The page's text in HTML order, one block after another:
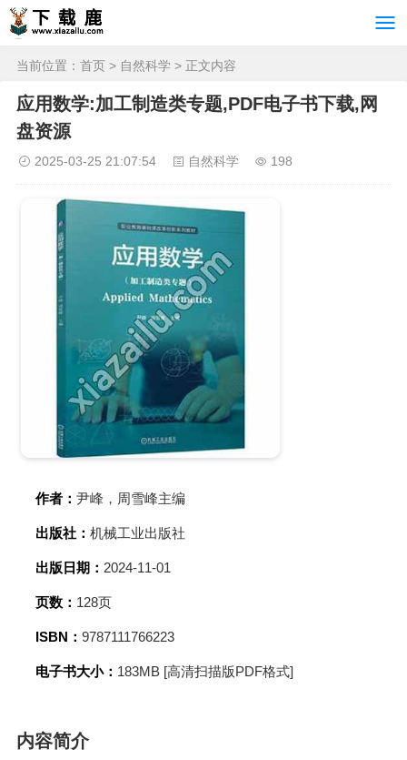
当前位置： 首页 > 自然科学 > 正文内容
应用数学:加工制造类专题,PDF电子书下载,网
盘资源
2025-03-25 21:07:54 自然科学 198
作者： 尹峰，周雪峰主编
出版社： 机械工业出版社
出版日期： 2024-11-01
页数： 128页
ISBN： 9787111766223
电子书大小： 183MB [高清扫描版PDF格式]
内容简介